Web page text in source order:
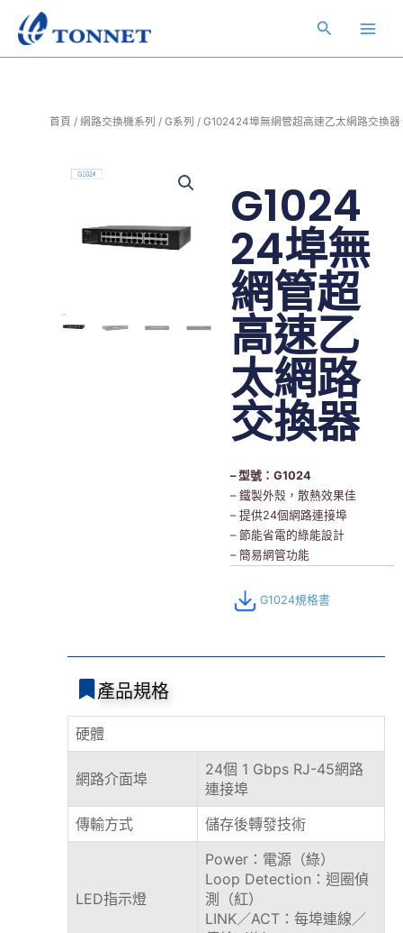
搜
尋
首頁 / 網路交換機系列 / G系列 / G102424埠無網管超高速乙太網路交換器
G1024
24埠無
網管超
高速乙
太網路
交換器
– 型號：G1024
– 鐵製外殼，散熱效果佳
– 提供24個網路連接埠
– 節能省電的綠能設計
– 簡易網管功能
G1024規格書
產品規格
硬體
網路介面埠
24個 1 Gbps RJ-45網路
連接埠
傳輸方式
儲存後轉發技術
LED指示燈
Power：電源（綠）
Loop Detection：迴圈偵
測（紅）
LINK／ACT：每埠連線／